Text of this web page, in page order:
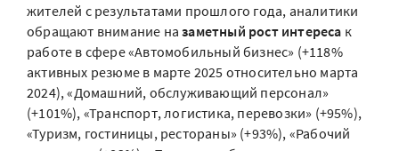
жителей с результатами прошлого года, аналитики
обращают внимание назаметный рост интереса к
работе в сфере «Автомобильный бизнес» (+118%
активных резюме в марте 2025 относительно марта
2024), «Домашний, обслуживающий персонал»
(+101%), «Транспорт, логистика, перевозки» (+95%),
«Туризм, гостиницы, рестораны» (+93%), «Рабочий